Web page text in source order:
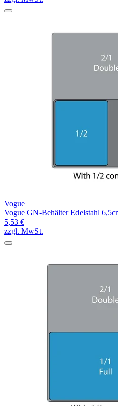
Vogue
Vogue GN-Behälter Edelstahl
5,53 €
zzgl. MwSt.